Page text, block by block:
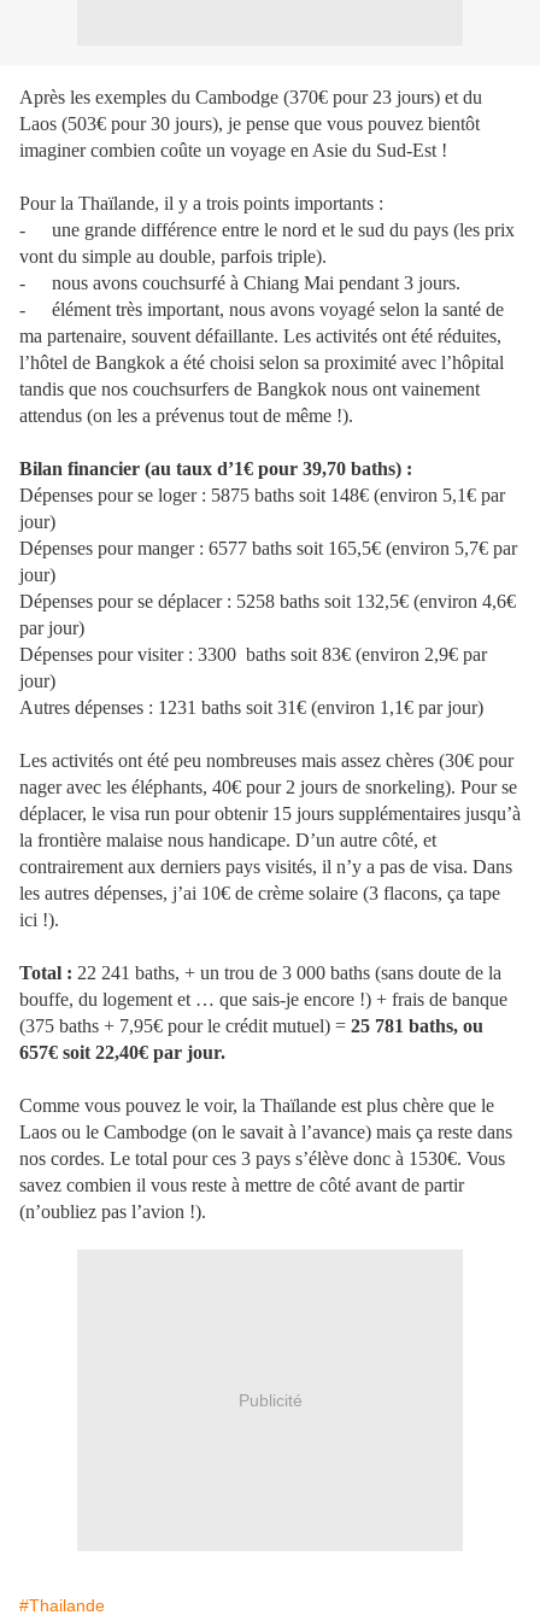
Après les exemples du Cambodge (370€ pour 23 jours) et du
Laos (503€ pour 30 jours), je pense que vous pouvez bientôt
imaginer combien coûte un voyage en Asie du Sud-Est !
Pour la Thaïlande, il y a trois points importants :
-
une grande différence entre le nord et le sud du pays (les prix
vont du simple au double, parfois triple).
-
nous avons couchsurfé à Chiang Mai pendant 3 jours.
-
élément très important, nous avons voyagé selon la santé de
ma partenaire, souvent défaillante. Les activités ont été réduites,
l’hôtel de Bangkok a été choisi selon sa proximité avec l’hôpital
tandis que nos couchsurfers de Bangkok nous ont vainement
attendus (on les a prévenus tout de même !).
Bilan financier (au taux d’1€ pour 39,70 baths) :
Dépenses pour se loger : 5875 baths soit 148€ (environ 5,1€ par
jour)
Dépenses pour manger : 6577 baths soit 165,5€ (environ 5,7€ par
jour)
Dépenses pour se déplacer : 5258 baths soit 132,5€ (environ 4,6€
par jour)
Dépenses pour visiter : 3300 baths soit 83€ (environ 2,9€ par
jour)
Autres dépenses : 1231 baths soit 31€ (environ 1,1€ par jour)
Les activités ont été peu nombreuses mais assez chères (30€ pour
nager avec les éléphants, 40€ pour 2 jours de snorkeling). Pour se
déplacer, le visa run pour obtenir 15 jours supplémentaires jusqu’à
la frontière malaise nous handicape. D’un autre côté, et
contrairement aux derniers pays visités, il n’y a pas de visa. Dans
les autres dépenses, j’ai 10€ de crème solaire (3 flacons, ça tape
ici !).
Total : 22 241 baths, + un trou de 3 000 baths (sans doute de la
bouffe, du logement et … que sais-je encore !) + frais de banque
(375 baths + 7,95€ pour le crédit mutuel) = 25 781 baths, ou
657€ soit 22,40€ par jour.
Comme vous pouvez le voir, la Thaïlande est plus chère que le
Laos ou le Cambodge (on le savait à l’avance) mais ça reste dans
nos cordes. Le total pour ces 3 pays s’élève donc à 1530€. Vous
savez combien il vous reste à mettre de côté avant de partir
(n’oubliez pas l’avion !).
Publicité
#Thailande